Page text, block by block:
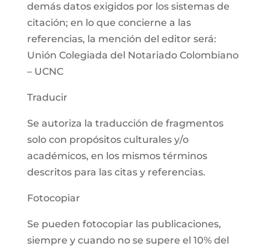
demás datos exigidos por los sistemas de
citación; en lo que concierne a las
referencias, la mención del editor será:
Unión Colegiada del Notariado Colombiano
– UCNC
Traducir
Se autoriza la traducción de fragmentos
solo con propósitos culturales y/o
académicos, en los mismos términos
descritos para las citas y referencias.
Fotocopiar
Se pueden fotocopiar las publicaciones,
siempre y cuando no se supere el 10% del